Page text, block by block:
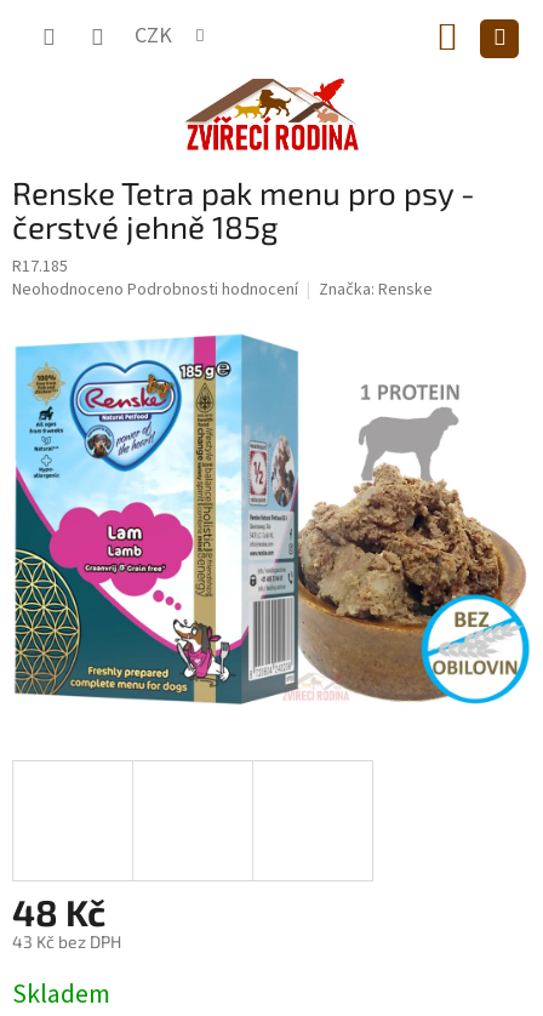
CZK
KOŠÍK
Renske Tetra pak menu pro psy -
čerstvé jehně 185g
R17.185
Průměrné
0,0
hvězdiček.
Neohodnoceno Podrobnosti hodnocení Značka: Renske
48 Kč
43 Kč bez DPH
cena:
Skladem